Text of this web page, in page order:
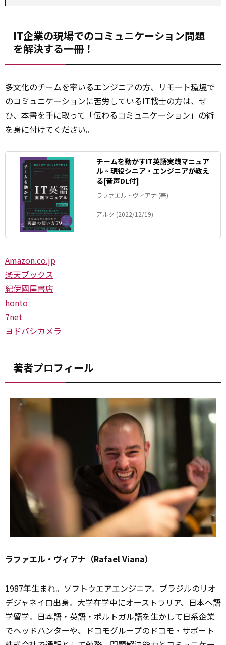
IT企業の現場でのコミュニケーション問題
を解決する一冊！
多文化のチームを率いるエンジニアの方、リモート環境で
のコミュニケーションに苦労しているIT戦士の方は、ぜ
ひ、本書を手に取って「伝わるコミュニケーション」の術
を身に付けてください。
チームを動かすIT英語実践マニュア
ル ~ 現役シニア・エンジニアが教え
る[音声DL付]
ラファエル・ヴィアナ (著)
アルク (2022/12/19)
Amazon.co.jp
楽天ブックス
紀伊國屋書店
honto
7net
ヨドバシカメラ
著者プロフィール
ラファエル・ヴィアナ（Rafael Viana）
1987年生まれ。ソフトウエアエンジニア。ブラジルのリオ
デジャネイロ出身。大学在学中にオーストラリア、日本へ語
学留学。日本語・英語・ポルトガル語を生かして日系企業
でヘッドハンターや、ドコモグループのドコモ・サポート